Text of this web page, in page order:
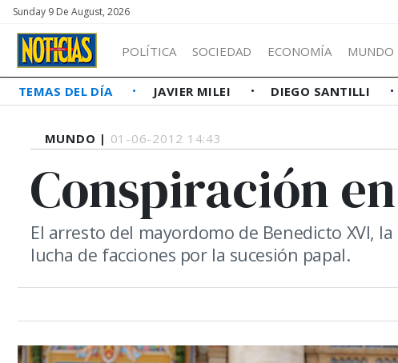
Sunday 9 De August, 2026
POLÍTICA SOCIEDAD ECONOMÍA MUNDO
TEMAS DEL DÍA JAVIER MILEI DIEGO SANTILLI
MUNDO | 01-06-2012 14:43
Conspiración
El arresto del mayordomo de Benedicto XVI,
lucha de facciones por la sucesión papal.